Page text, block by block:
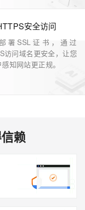
安全访问
署SSL证书，通过
访问域名更安全，让您
知网站更正规。
赖